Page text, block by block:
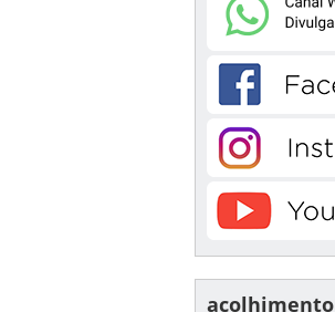
acolhimento